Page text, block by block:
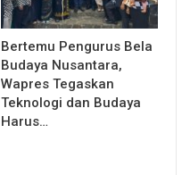
Bertemu Pengurus Bela
Budaya Nusantara,
Wapres Tegaskan
Teknologi dan Budaya
Harus…